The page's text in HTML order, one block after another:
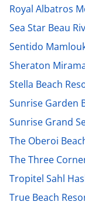
Royal Albatros
Sea Star Beau
Sentido
Sheraton
Stella Beach
Sunrise Garden
Sunrise Grand
The Oberoi
The Three
Tropitel Sahl
True Beach